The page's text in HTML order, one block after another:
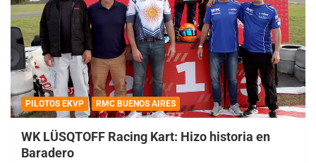
PILOTOS EKVP RMC BUENOS AIRES
WK LÜSQTOFF Racing Kart: Hizo historia en
Baradero